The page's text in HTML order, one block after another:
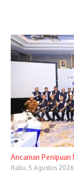
Ancaman
Rabu, 5 Agustus 2026